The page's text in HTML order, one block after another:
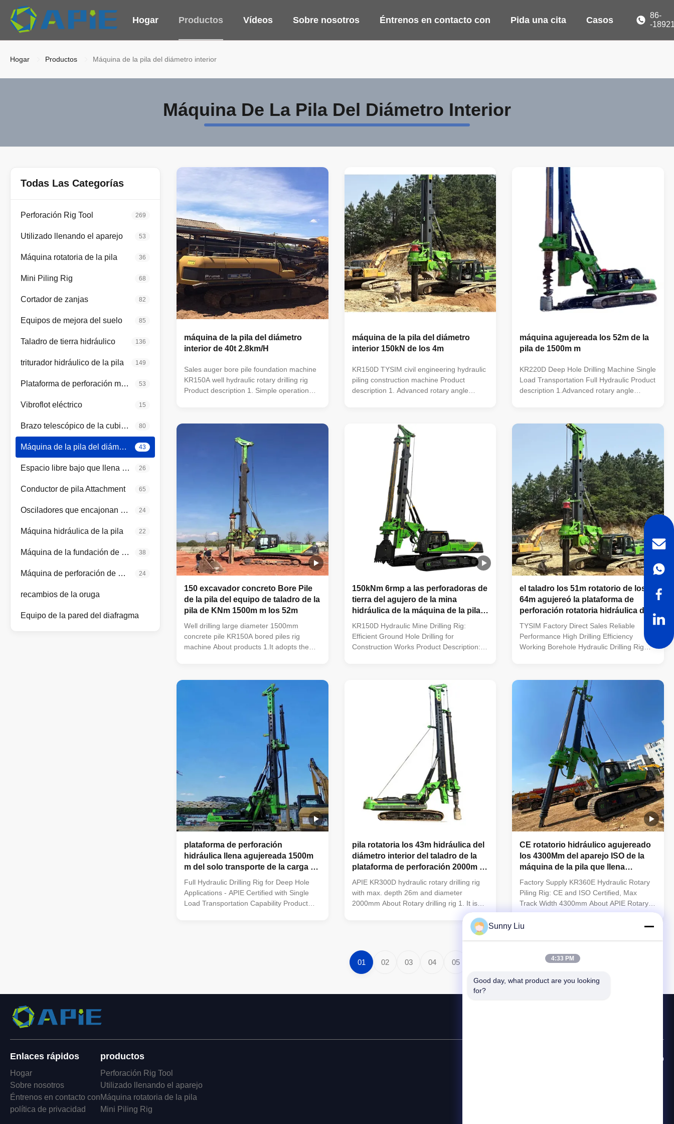
Hogar Productos Vídeos Sobre nosotros Éntrenos en contacto con Pida una cita Casos
86-
-
Hogar Productos Máquina de la pila del diámetro interior
Máquina De La Pila Del Diámetro Interior
Todas Las Categorías
Perforación Rig Tool 269
Utilizado llenando el aparejo 53
Máquina rotatoria de la pila 36
Mini Piling Rig 68
Cortador de zanjas 82
Equipos de mejora del suelo 85
Taladro de tierra hidráulico 136
triturador hidráulico de la pila 149
Plataforma de perforación multifuncional 53
Vibroflot eléctrico 15
Brazo telescópico de la cubierta 80
Máquina de la pila del diámetro interior 43
Espacio libre bajo que llena el aparejo 26
Conductor de pila Attachment 65
Osciladores que encajonan hidráulicos 24
Máquina hidráulica de la pila 22
Máquina de la fundación de pila 38
Máquina de perforación de micro túneles 24
recambios de la oruga
Equipo de la pared del diafragma
máquina de la pila del diámetro
interior de 40t 2.8km/H
Sales auger bore pile foundation machine
KR150A well hydraulic rotary drilling rig
Product description 1. Simple operation
Wide application range, high construction
máquina de la pila del diámetro
interior 150kN de los 4m
KR150D TYSIM civil engineering hydraulic
piling construction machine Product
description 1. Advanced rotary angle
function. 4. Head adopt reversible design.
5. Mast automatically adjust the ...
máquina agujereada los 52m de la
pila de 1500m m
KR220D Deep Hole Drilling Machine Single
Load Transportation Full Hydraulic Product
description 1.Advanced rotary angle
measurement system. 3.Priority control
function. 4.Head adopt reversible design.
5.Mast automatically adjust the ...
150 excavador concreto Bore Pile
de la pila del equipo de taladro de la
pila de KNm 1500m m los 52m
Well drilling large diameter 1500mm
concrete pile KR150A bored piles rig
machine About products 1.It adopts the
bearing to provide extraordinary stability
and transport convenience. 2.With the
hydraulic pressure system ...
150kNm 6rmp a las perforadoras de
tierra del agujero de la mina
hidráulica de la máquina de la pila
del diámetro interior 30rmp
KR150D Hydraulic Mine Drilling Rig:
Efficient Ground Hole Drilling for
Construction Works Product Description:
works. This advanced rig is designed to
el taladro los 51m rotatorio de los
64m agujereó la plataforma de
perforación rotatoria hidráulica de
la perforación 220kNm de las pilas
TYSIM Factory Direct Sales Reliable
Performance High Drilling Efficiency
Working Borehole Hydraulic Drilling Rig
perfectly to the power system and
hydraulic system. Engine The original
made in USA powerful Cummins ...
plataforma de perforación
hidráulica llena agujereada 1500m
m del solo transporte de la carga de
la máquina de la pila de los 52m
Full Hydraulic Drilling Rig for Deep Hole
Applications - APIE Certified with Single
Load Transportation Capability Product
pila rotatoria los 43m hidráulica del
diámetro interior del taladro de la
plataforma de perforación 2000m m
de los 26m
APIE KR300D hydraulic rotary drilling rig
with max. depth 26m and diameter
2000mm About Rotary drilling rig 1. It is
advantages of flexible maneuverability,
high construction efficiency, ...
CE rotatorio hidráulico agujereado
los 4300Mm del aparejo ISO de la
máquina de la pila que llena
360kNm
Factory Supply KR360E Hydraulic Rotary
Piling Rig: CE and ISO Certified, Max
Track Width 4300mm About APIE Rotary
Drilling Rig: 1. The APIE Rotary drilling rig
is designed with a user-friendly operation
EU EN16228 ...
01 02 03 04 05
Enlaces rápidos
Hogar
Sobre nosotros
Éntrenos en contacto con
política de privacidad
productos
Perforación Rig Tool
Utilizado llenando el aparejo
Máquina rotatoria de la pila
Mini Piling Rig
Línea Directa de Contacto
Sunny Liu
4:33 PM
Good day, what product are you looking
for?